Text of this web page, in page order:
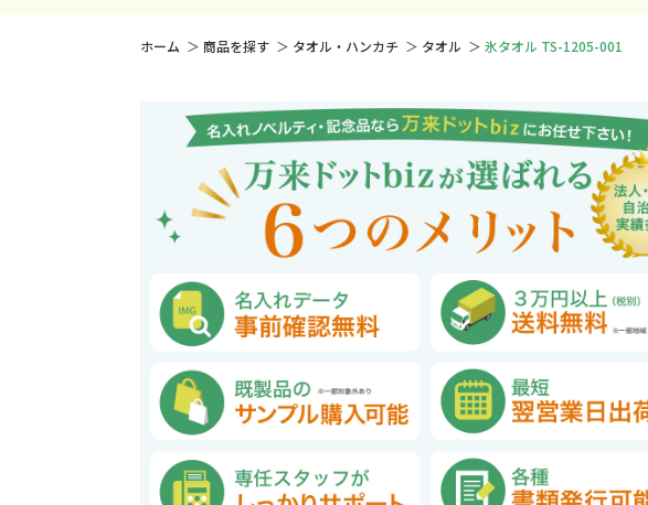
エコバッグ・トートバッ
グ全般
コットントートバッグ
ポリエステルバッグ
マルシェバッグ ランチバッグ
巾着・リュック全般 コットン巾着・リュック
ポーチ全般
クリア・ビニールポー
デニムポーチ
ケース全般 財布
マグカップ全般 陶器マグカップ
湯のみ
タンブラー・ボトル・グラス
タンブラー・ボトル・グ
ラス全般
ステンレスタンブラー
アルミボトル クリアボトル
ペン・筆記用具
ペン・筆記用具全般 単色ボールペン
文具・ステーショナリー
全般
付箋
電子メモパッド ペンケース
マグネット クリップ
スマホ・タブレットグッ
ズ全般
モバイルバッテリー・充
電器
タッチペン
イヤフォン・ヘッドセッ
ト
スマホ対応手袋 その他
パソコングッズ全般 USBグッズ
生活用品・生活雑貨全
般
ブランケット・ひざ掛け キッチングッズ
～50円 51～100円
301～500円 501～1000円
5001～10000円 10001円以上
展示会・セミナー全般 展示会向けバッグ
再生素材・エコ素材全
般
再生コットン
コルク 竹・バンブーファイバー
バイオマス EVA素材
ＦＳＣ認証
社会貢献機能付き全般 フェアトレード
来店・成約プレゼント 営業活動ツール・粗品
お絵かき・ぬりえイベントセ
ット
季節のグッズ
子供向け全般 お菓子系
防犯・安心グッズ
女性向け全般 ファッション雑貨
シニア向け全般 健康・癒しグッズ
訪日外国人・インバウンド向
け
訪日外国人・インバウ
ンド向け全般
和風・和雑貨
100円以下の人気エコバッグ 展示会ノベルティ特集
春のノベルティ特集 夏のノベルティ特集
官公庁・自治体向け全
般
SDGs推進
学校・教育グッズ
ス向け
学校・PTA・オープンキ
ャンパス向け全般
バッグ・ポーチ
メーカー向け全般 アパレル
店舗向け全般 カーディーラー
ホーム 商品を探す タオル・ハンカチ タオル 氷タオル TS-1205-001